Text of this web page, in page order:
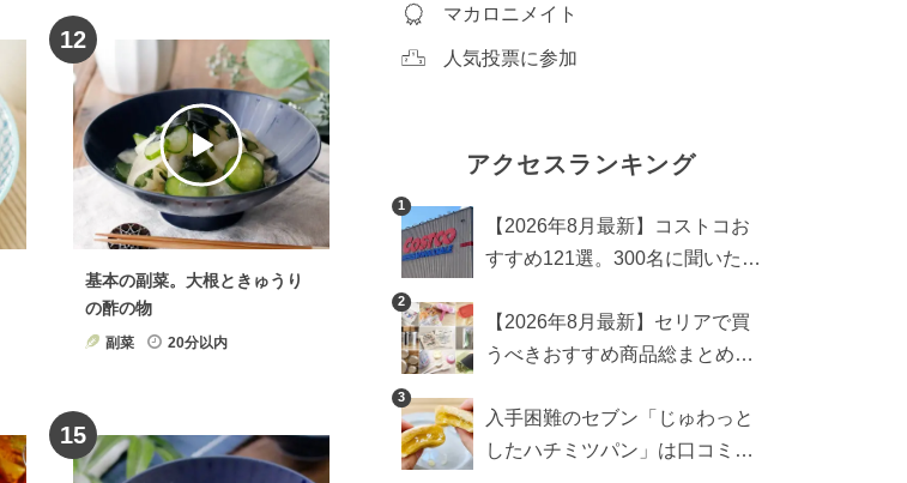
12
基本の副菜。大根ときゅうり
の酢の物
副菜 20分以内
15
マカロニメイト
人気投票に参加
アクセスランキング
1
【2026年8月最新】コストコお
すすめ121選。300名に聞いた買
め商品も
2
【2026年8月最新】セリアで買
うべきおすすめ商品総まとめ。
3
入手困難のセブン「じゅわっと
したハチミツパン」は口コミ通